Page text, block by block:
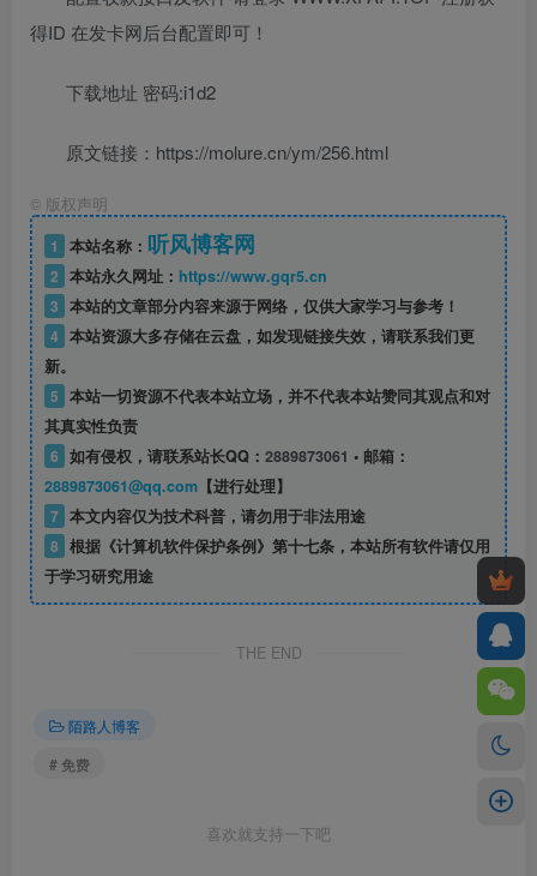
得ID 在发卡网后台配置即可！
下载地址 密码:i1d2
原文链接：https://molure.cn/ym/256.html
© 版权声明
1
本站名称： 听风博客网
2 本站永久网址： https://www.gqr5.cn
3 本站的文章部分内容来源于网络，仅供大家学习与参考！
4 本站资源大多存储在云盘，如发现链接失效，请联系我们更
新。
5 本站一切资源不代表本站立场，并不代表本站赞同其观点和对
其真实性负责
6 如有侵权，请联系站长QQ： 2889873061 • 邮箱：
2889873061@qq.com【进行处理】
7 本文内容仅为技术科普，请勿用于非法用途
8 根据《计算机软件保护条例》第十七条，本站所有软件请仅用
于学习研究用途
THE END
陌路人博客
# 免费
喜欢就支持一下吧